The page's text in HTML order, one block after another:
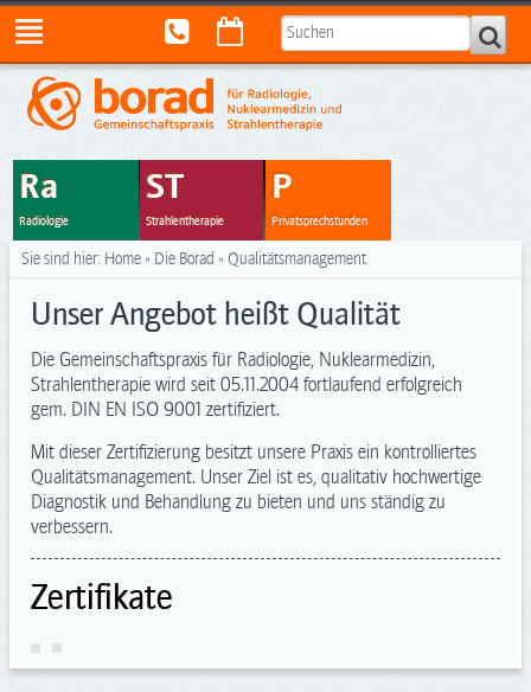
Ra
Radiologie
ST
Strahlentherapie
P
Privatsprechstunden
Sie sind hier: Home » Die Borad » Qualitätsmanagement
Unser Angebot heißt Qualität
Die Gemeinschaftspraxis für Radiologie, Nuklearmedizin,
Strahlentherapie wird seit 05.11.2004 fortlaufend erfolgreich
gem. DIN EN ISO 9001 zertifiziert.
Mit dieser Zertifizierung besitzt unsere Praxis ein kontrolliertes
Qualitätsmanagement. Unser Ziel ist es, qualitativ hochwertige
Diagnostik und Behandlung zu bieten und uns ständig zu
verbessern.
Zertifikate